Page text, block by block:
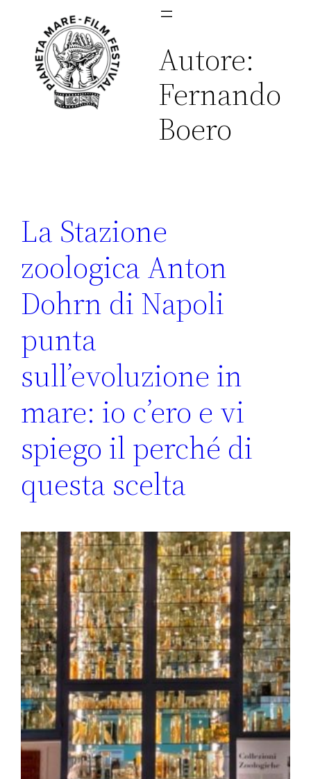
contenuto
Autore:
Fernando
Boero
La Stazione
zoologica Anton
Dohrn di Napoli
punta
sull’evoluzione in
mare: io c’ero e vi
spiego il perché di
questa scelta